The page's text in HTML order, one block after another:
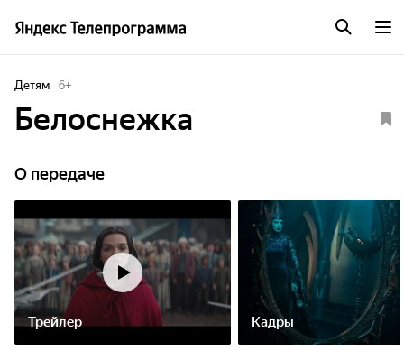
Детям 6+
Белоснежка
О передаче
Трейлер Кадры